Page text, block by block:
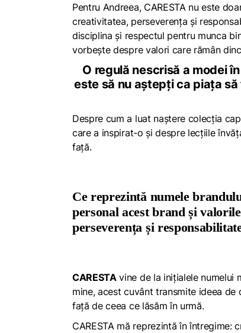
Pentru Andreea, CARESTA nu este
creativitatea, perseverența și
disciplina și respectul pentru munca
vorbește despre valori care rămân
O regulă nescrisă a modei
este să nu aștepți ca piața
Despre cum a luat naștere colecția
care a inspirat-o și despre lecțiile
față.
Ce reprezintă numele
personal acest brand și
perseverența și
CARESTA vine de la inițialele numelui
mine, acest cuvânt transmite ideea
față de ceea ce lăsăm în urmă.
CARESTA mă reprezintă în